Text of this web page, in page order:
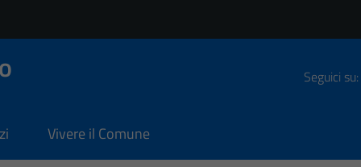
Seguici su:
Vivere il Comune